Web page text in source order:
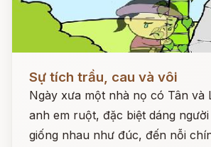
Sự tích trầu, cau và vôi
Ngày xưa một nhà nọ có Tân và
anh em ruột, đặc biệt dáng
giống nhau như đúc, đến nỗi